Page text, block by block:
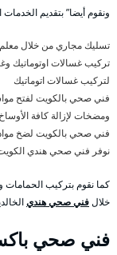
ونقوم أيضا” بتقديم الخدمات
تسليك مجاري من خلال
تركيب غسالات اوتوماتيك
لتركيب غسالات اتوماتيك
فني صحي بالكويت لفتح
ومضخات لإزالة كافة
فني صحي بالكويت لضخ
نوفر فني صحي هندي
كما نقوم بتركيب
خلالفني صحي هندي
فني صحي